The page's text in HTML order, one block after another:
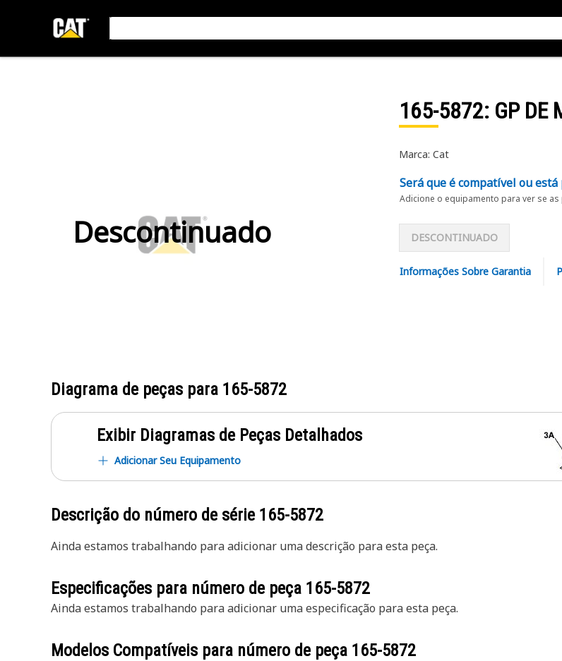
Descontinuado
165-5872: GP DE
Marca: Cat
Será que é compatível ou
Adicione o equipamento para ver se
DESCONTINUADO
Informações Sobre Garantia
Diagrama de peças para 165-5872
Exibir Diagramas de Peças Detalhados
Adicionar Seu Equipamento
Descrição do número de série 165-5872
Ainda estamos trabalhando para adicionar uma descrição para esta peça.
Especificações para número de peça 165-5872
Ainda estamos trabalhando para adicionar uma especificação para esta peça.
Modelos Compatíveis para número de peça 165-5872